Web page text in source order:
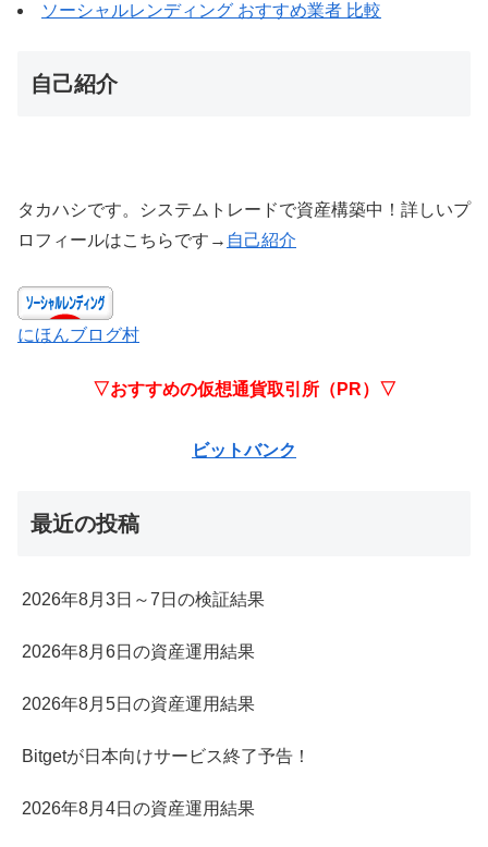
ソーシャルレンディング おすすめ業者 比較
自己紹介
タカハシです。システムトレードで資産構築中！詳しいプ
ロフィールはこちらです→ 自己紹介
にほんブログ村
▽おすすめの仮想通貨取引所（PR）▽
ビットバンク
最近の投稿
2026年8月3日～7日の検証結果
2026年8月6日の資産運用結果
2026年8月5日の資産運用結果
Bitgetが日本向けサービス終了予告！
2026年8月4日の資産運用結果